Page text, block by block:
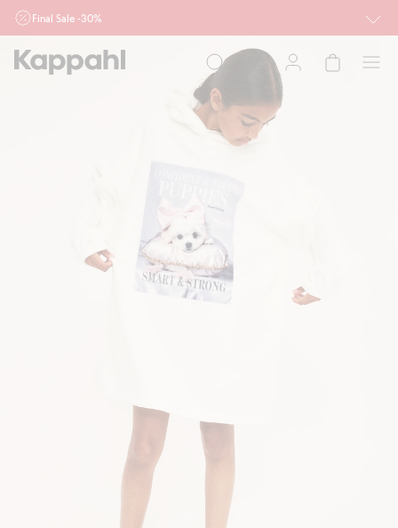
Final Sale -30%
działu outlet do 10.8 w sklepach Kappahl i Newbie oraz na kappahl.com. Ofert
nie łączymy
Dziecko
Niemowlę